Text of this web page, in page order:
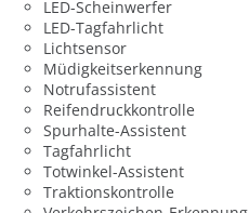
LED-Scheinwerfer
LED-Tagfahrlicht
Lichtsensor
Müdigkeitserkennung
Notrufassistent
Reifendruckkontrolle
Spurhalte-Assistent
Tagfahrlicht
Totwinkel-Assistent
Traktionskontrolle